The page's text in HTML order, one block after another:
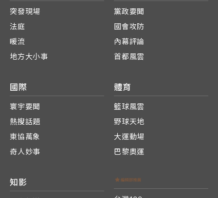
突發現場
法庭
暖流
地方大小事
黨政要聞
國會攻防
內幕評論
首都風雲
國際
寰宇要聞
熱搜話題
東協萬象
奇人妙事
體育
籃球風雲
野球天地
大運動場
巴黎奧運
知影